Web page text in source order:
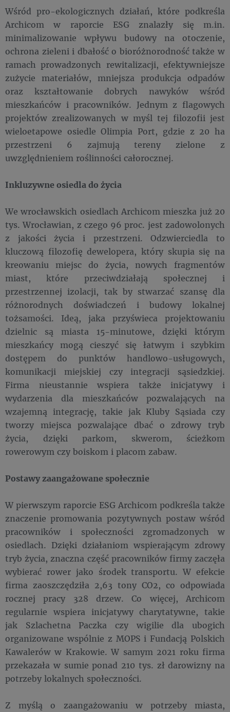
Wśród pro-ekologicznych działań, które podkreśla
Archicom w raporcie ESG znalazły się m.in.
minimalizowanie wpływu budowy na otoczenie,
ochrona zieleni i dbałość o bioróżnorodność także w
ramach prowadzonych rewitalizacji, efektywniejsze
zużycie materiałów, mniejsza produkcja odpadów
oraz kształtowanie dobrych nawyków wśród
mieszkańców i pracowników. Jednym z flagowych
projektów zrealizowanych w myśl tej filozofii jest
wieloetapowe osiedle Olimpia Port, gdzie z 20 ha
przestrzeni 6 zajmują tereny zielone z
uwzględnieniem roślinności całorocznej.
Inkluzywne osiedla do życia
We wrocławskich osiedlach Archicom mieszka już 20
tys. Wrocławian, z czego 96 proc. jest zadowolonych
z jakości życia i przestrzeni. Odzwierciedla to
kluczową filozofię dewelopera, który skupia się na
kreowaniu miejsc do życia, nowych fragmentów
miast, które przeciwdziałają społecznej i
przestrzennej izolacji, tak by stwarzać szansę dla
różnorodnych doświadczeń i budowy lokalnej
tożsamości. Ideą, jaka przyświeca projektowaniu
dzielnic są miasta 15-minutowe, dzięki którym
mieszkańcy mogą cieszyć się łatwym i szybkim
dostępem do punktów handlowo-usługowych,
komunikacji miejskiej czy integracji sąsiedzkiej.
Firma nieustannie wspiera także inicjatywy i
wydarzenia dla mieszkańców pozwalających na
wzajemną integrację, takie jak Kluby Sąsiada czy
tworzy miejsca pozwalające dbać o zdrowy tryb
życia, dzięki parkom, skwerom, ścieżkom
rowerowym czy boiskom i placom zabaw.
Postawy zaangażowane społecznie
W pierwszym raporcie ESG Archicom podkreśla także
znaczenie promowania pozytywnych postaw wśród
pracowników i społeczności zgromadzonych w
osiedlach. Dzięki działaniom wspierającym zdrowy
tryb życia, znaczna część pracowników firmy zaczęła
wybierać rower jako środek transportu. W efekcie
firma zaoszczędziła 2,63 tony CO2, co odpowiada
rocznej pracy 328 drzew. Co więcej, Archicom
regularnie wspiera inicjatywy charytatywne, takie
jak Szlachetna Paczka czy wigilie dla ubogich
organizowane wspólnie z MOPS i Fundacją Polskich
Kawalerów w Krakowie. W samym 2021 roku firma
przekazała w sumie ponad 210 tys. zł darowizny na
potrzeby lokalnych społeczności.
Z myślą o zaangażowaniu w potrzeby miasta,